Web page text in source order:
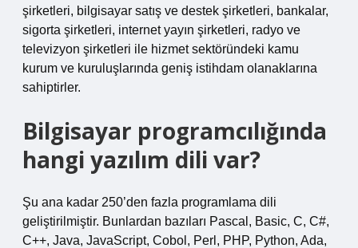
şirketleri, bilgisayar satış ve destek şirketleri, bankalar,
sigorta şirketleri, internet yayın şirketleri, radyo ve
televizyon şirketleri ile hizmet sektöründeki kamu
kurum ve kuruluşlarında geniş istihdam olanaklarına
sahiptirler.
Bilgisayar programcılığında
hangi yazılım dili var?
Şu ana kadar 250’den fazla programlama dili
geliştirilmiştir. Bunlardan bazıları Pascal, Basic, C, C#,
C++, Java, JavaScript, Cobol, Perl, PHP, Python, Ada,